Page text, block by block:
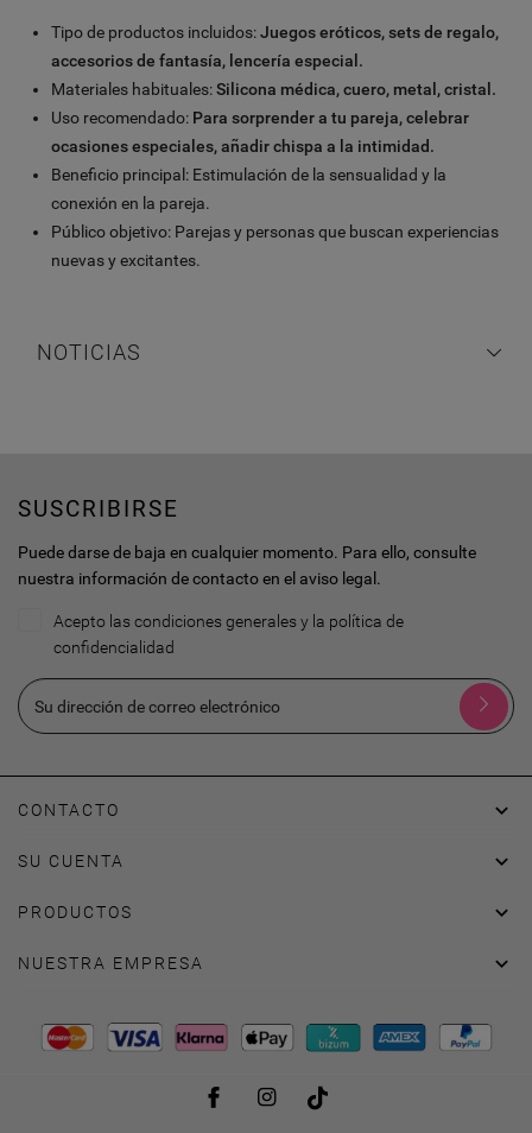
NOTICIAS
Tipo de productos incluidos:Juegos eróticos, sets de regalo,
accesorios de fantasía, lencería especial.
Materiales habituales:Silicona médica, cuero, metal, cristal.
Uso recomendado: Para sorprender a tu pareja, celebrar
ocasiones especiales, añadir chispa a la intimidad.
Beneficio principal: Estimulación de la sensualidad y la
conexión en la pareja.
Público objetivo: Parejas y personas que buscan experiencias
nuevas y excitantes.
SUSCRIBIRSE
Puede darse de baja en cualquier momento. Para ello, consulte
nuestra información de contacto en el aviso legal.
Acepto las condiciones generales y la política de
confidencialidad
CONTACTO 
SU CUENTA 
PRODUCTOS 
NUESTRA EMPRESA 
FacebookInstagram
TikTok